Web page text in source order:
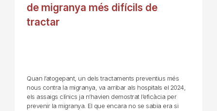
de migranya més difícils de
tractar
Quan l’atogepant, un dels tractaments preventius més
nous contra la migranya, va arribar als hospitals el 2024,
els assaigs clínics ja n’havien demostrat l’eficàcia per
prevenir la migranya. El que encara no se sabia era si